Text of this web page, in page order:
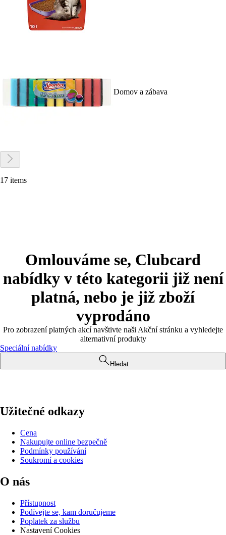
Domov a zábava
17 items
Omlouváme se, Clubcard
nabídky v této kategorii již není
platná, nebo je již zboží
vyprodáno
Pro zobrazení platných akcí navštivte naši Akční stránku a vyhledejte
alternativní produkty
Speciální nabídky
Hledat
Užitečné odkazy
Cena
Nakupujte online bezpečně
Podmínky používání
Soukromí a cookies
O nás
Přístupnost
Podívejte se, kam doručujeme
Poplatek za službu
Nastavení Cookies